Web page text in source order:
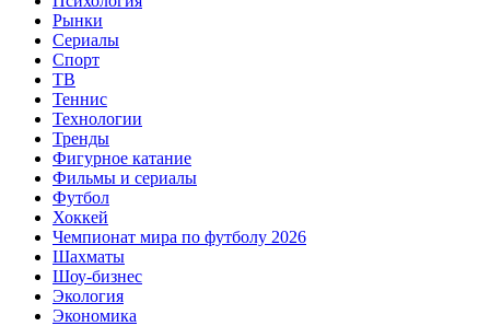
Рынки
Сериалы
Спорт
ТВ
Теннис
Технологии
Тренды
Фигурное катание
Фильмы и сериалы
Футбол
Хоккей
Чемпионат мира по футболу 2026
Шахматы
Шоу-бизнес
Экология
Экономика